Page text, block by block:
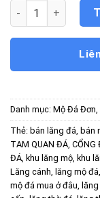
Mộ Đơn Giản Đá
Danh mục: Mộ Đá Đơn,
Thẻ: bán lăng đá, bán
TAM QUAN ĐÁ, CỔNG
ĐÁ, khu lăng mộ, khu
Lăng cánh, lăng mộ đá,
mộ đá mua ở đâu,